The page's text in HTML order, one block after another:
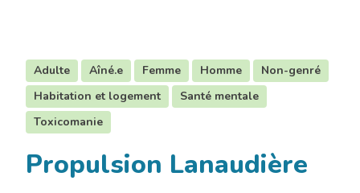
Adulte Aîné.e Femme Homme
Non-genré
Habitation et logement
Santé mentale
Toxicomanie
Propulsion Lanaudière